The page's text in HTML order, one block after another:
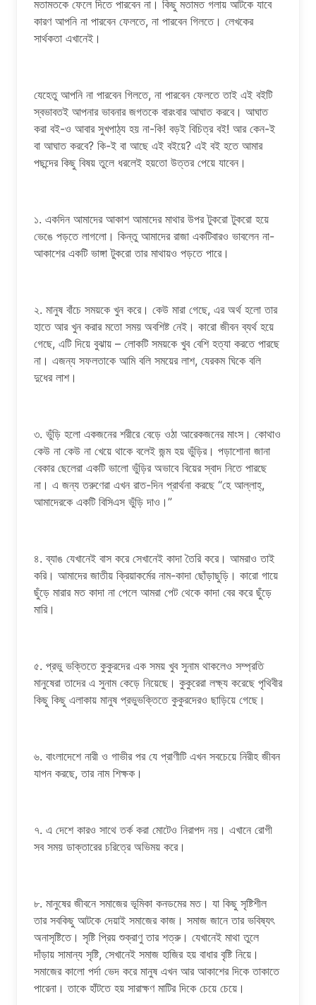
মতামতকে ফেলে দিতে পারবেন না। কিছু মতামত গলায় আটকে যাবে
কারণ আপনি না পারবেন ফেলতে, না পারবেন গিলতে। লেখকের
সার্থকতা এখানেই।
যেহেতু আপনি না পারবেন গিলতে, না পারবেন ফেলতে তাই এই বইটি
স্বভাবতই আপনার ভাবনার জগতকে বারংবার আঘাত করবে। আঘাত
করা বই-ও আবার সুখপাঠ্য হয় না-কি! বড়ই বিচিত্র বই! আর কেন-ই
বা আঘাত করবে? কি-ই বা আছে এই বইয়ে? এই বই হতে আমার
পছন্দের কিছু বিষয় তুলে ধরলেই হয়তো উত্তর পেয়ে যাবেন।
১. একদিন আমাদের আকাশ আমাদের মাথার উপর টুকরো টুকরো হয়ে
ভেঙে পড়তে লাগলো। কিন্তু আমাদের রাজা একটিবারও ভাবলেন না-
আকাশের একটি ভাঙ্গা টুকরো তার মাথায়ও পড়তে পারে।
২. মানুষ বাঁচে সময়কে খুন করে। কেউ মারা গেছে, এর অর্থ হলো তার
হাতে আর খুন করার মতো সময় অবশিষ্ট নেই। কারো জীবন ব্যর্থ হয়ে
গেছে, এটি দিয়ে বুঝায় – লোকটি সময়কে খুব বেশি হত্যা করতে পারছে
না। এজন্য সফলতাকে আমি বলি সময়ের লাশ, যেরকম ঘিকে বলি
দুধের লাশ।
৩. ভুঁড়ি হলো একজনের শরীরে বেড়ে ওঠা আরেকজনের মাংস। কোথাও
কেউ না কেউ না খেয়ে থাকে বলেই জন্ম হয় ভুঁড়ির। পড়াশোনা জানা
বেকার ছেলেরা একটি ভালো ভুঁড়ির অভাবে বিয়ের স্বাদ নিতে পারছে
না। এ জন্য তরুণেরা এখন রাত-দিন প্রার্থনা করছে “হে আল্লাহ্,
আমাদেরকে একটি বিসিএস ভুঁড়ি দাও।”
৪. ব্যাঙ যেখানেই বাস করে সেখানেই কাদা তৈরি করে। আমরাও তাই
করি। আমাদের জাতীয় ক্রিয়াকর্মের নাম-কাদা ছোঁড়াছুড়ি। কারো গায়ে
ছুঁড়ে মারার মত কাদা না পেলে আমরা পেট থেকে কাদা বের করে ছুঁড়ে
মারি।
৫. প্রভু ভক্তিতে কুকুরদের এক সময় খুব সুনাম থাকলেও সম্প্রতি
মানুষেরা তাদের এ সুনাম কেড়ে নিয়েছে। কুকুরেরা লক্ষ্য করেছে পৃথিবীর
কিছু কিছু এলাকায় মানুষ প্রভুভক্তিতে কুকুরদেরও ছাড়িয়ে গেছে।
৬. বাংলাদেশে নারী ও গাভীর পর যে প্রাণীটি এখন সবচেয়ে নিরীহ জীবন
যাপন করছে, তার নাম শিক্ষক।
৭. এ দেশে কারও সাথে তর্ক করা মোটেও নিরাপদ নয়। এখানে রোগী
সব সময় ডাক্তারের চরিত্রে অভিময় করে।
৮. মানুষের জীবনে সমাজের ভূমিকা কনডমের মত। যা কিছু সৃষ্টিশীল
তার সবকিছু আটকে দেয়াই সমাজের কাজ। সমাজ জানে তার ভবিষ্যৎ
অনাসৃষ্টিতে। সৃষ্টি প্রিয় শুক্রাণু তার শত্রু। যেখানেই মাথা তুলে
দাঁড়ায় সামান্য সৃষ্টি, সেখানেই সমাজ হাজির হয় বাধার বৃষ্টি নিয়ে।
সমাজের কালো পর্দা ভেদ করে মানুষ এখন আর আকাশের দিকে তাকাতে
পারেনা। তাকে হাঁটতে হয় সারাক্ষণ মাটির দিকে চেয়ে চেয়ে।